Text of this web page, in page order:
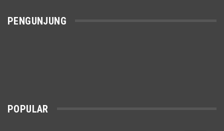
PENGUNJUNG
POPULAR